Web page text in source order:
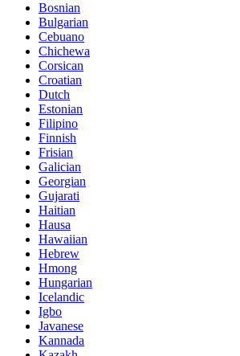
Bosnian
Bulgarian
Cebuano
Chichewa
Corsican
Croatian
Dutch
Estonian
Filipino
Finnish
Frisian
Galician
Georgian
Gujarati
Haitian
Hausa
Hawaiian
Hebrew
Hmong
Hungarian
Icelandic
Igbo
Javanese
Kannada